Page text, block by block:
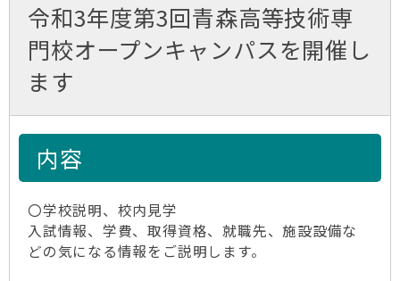
令和3年度第3回青森高等技術専
門校オープンキャンパスを開催し
ます
内容
〇学校説明、校内見学
入試情報、学費、取得資格、就職先、施設設備な
どの気になる情報をご説明します。